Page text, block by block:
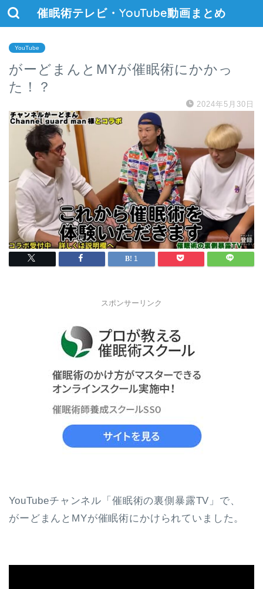
催眠術テレビ・YouTube動画まとめ
YouTube
がーどまんとMYが催眠術にかかっ
た！？
2024年5月30日
1
スポンサーリンク
YouTubeチャンネル「催眠術の裏側暴露TV」で、
がーどまんとMYが催眠術にかけられていました。